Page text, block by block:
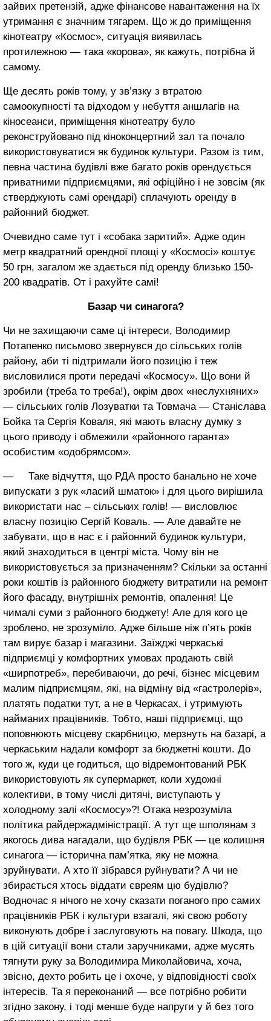
зайвих претензій, адже фінансове навантаження на їх
утримання є значним тягарем. Що ж до приміщення
кінотеатру «Космос», ситуація виявилась
протилежною — така «корова», як кажуть, потрібна й
самому.
Ще десять років тому, у зв’язку з втратою
самоокупності та відходом у небуття аншлагів на
кіносеанси, приміщення кінотеатру було
реконструйовано під кіноконцертний зал та почало
використовуватися як будинок культури. Разом із тим,
певна частина будівлі вже багато років орендується
приватними підприємцями, які офіційно і не зовсім (як
стверджують самі орендарі) сплачують оренду в
районний бюджет.
Очевидно саме тут і «собака заритий». Адже один
метр квадратний орендної площі у «Космосі» коштує
50 грн, загалом же здається під оренду близько 150-
200 квадратів. От і рахуйте самі!
Базар чи синагога?
Чи не захищаючи саме ці інтереси, Володимир
Потапенко письмово звернувся до сільських голів
району, аби ті підтримали його позицію і теж
висловилися проти передачі «Космосу». Що вони й
зробили (треба то треба!), окрім двох «неслухняних»
— сільських голів Лозуватки та Товмача — Станіслава
Бойка та Сергія Коваля, які мають власну думку з
цього приводу і обмежили «районного гаранта»
особистим «одобрямсом».
— Таке відчуття, що РДА просто банально не хоче
випускати з рук «ласий шматок» і для цього вирішила
використати нас – сільських голів! — висловлює
власну позицію Сергій Коваль. — Але давайте не
забувати, що в нас є і районний будинок культури,
який знаходиться в центрі міста. Чому він не
використовується за призначенням? Скільки за останні
роки коштів із районного бюджету витратили на ремонт
його фасаду, внутрішніх ремонтів, опалення! Це
чималі суми з районного бюджету! Але для кого це
зроблено, не зрозуміло. Адже більше ніж п’ять років
там вирує базар і магазини. Заїжджі черкаські
підприємці у комфортних умовах продають свій
«ширпотреб», перебиваючи, до речі, бізнес місцевим
малим підприємцям, які, на відміну від «гастролерів»,
платять податки тут, а не в Черкасах, і утримують
найманих працівників. Тобто, наші підприємці, що
поповнюють місцеву скарбницю, мерзнуть на базарі, а
черкаським надали комфорт за бюджетні кошти. До
того ж, куди це годиться, що відремонтований РБК
використовують як супермаркет, коли художні
колективи, в тому числі дитячі, виступають у
холодному залі «Космосу»?! Отака незрозуміла
політика райдержадміністрації. А тут ще шполянам з
якогось дива нагадали, що будівля РБК — це колишня
синагога — історична пам’ятка, яку не можна
зруйнувати. А хто її зібрався руйнувати? А чи не
збирається хтось віддати євреям цю будівлю?
Водночас я нічого не хочу сказати поганого про самих
працівників РБК і культури взагалі, які свою роботу
виконують добре і заслуговують на повагу. Шкода, що
в цій ситуації вони стали заручниками, адже мусять
тягнути руку за Володимира Миколайовича, хоча,
звісно, дехто робить це і охоче, у відповідності своїх
інтересів. Та я переконаний — все потрібно робити
згідно закону, і тоді менше буде напруги у й без того